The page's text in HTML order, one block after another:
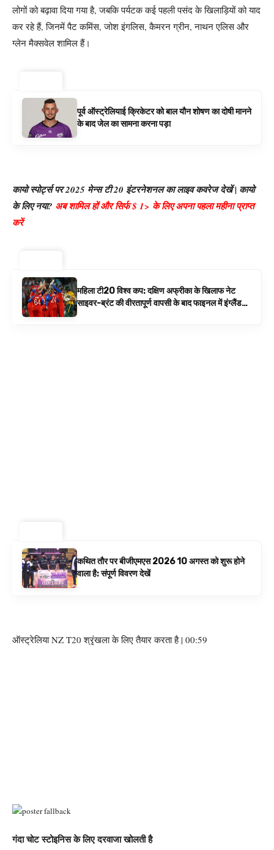
लोगों को बढ़ावा दिया गया है, जबकि पर्यटक कई पहली पसंद के खिलाड़ियों को याद
कर रहे हैं, जिनमें पैट कमिंस, जोश इंगलिस, कैमरन ग्रीन, नाथन एलिस और
ग्लेन मैक्सवेल शामिल हैं।
पूर्व ऑस्ट्रेलियाई क्रिकेटर को बाल यौन शोषण का दोषी मानने
के बाद जेल का सामना करना पड़ा
कायो स्पोर्ट्स पर 2025 मेन्स टी 20 इंटरनेशनल का लाइव कवरेज देखें | कायो
के लिए नया? अब शामिल हों और सिर्फ $ 1> के लिए अपना पहला महीना प्राप्त
करें
महिला टी20 विश्व कप: दक्षिण अफ्रीका के खिलाफ नेट
साइवर-ब्रंट की वीरतापूर्ण वापसी के बाद फाइनल में इंग्लैंड
कथित तौर पर बीजीएमएस 2026 10 अगस्त को शुरू होने
वाला है: संपूर्ण विवरण देखें
ऑस्ट्रेलिया NZ T20 श्रृंखला के लिए तैयार करता है | 00:59
गंदा चोट स्टोइनिस के लिए दरवाजा खोलती है